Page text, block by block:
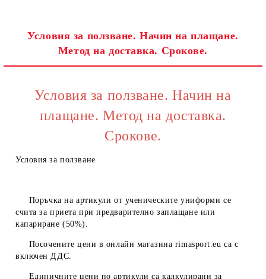
Съгласен съм сПолитиката за лични данни
Условия за ползване. Начин на плащане.
Метод на доставка. Срокове.
Условия за ползване. Начин на
плащане. Метод на доставка.
Срокове.
Условия за ползване
Поръчка на артикули от ученическите униформи се
счита за приета при предварително заплащане или
капариране (50%).
Посочените цени в онлайн магазина rimasport.eu са с
включен ДДС.
Единичните цени по артикули са калкулирани за